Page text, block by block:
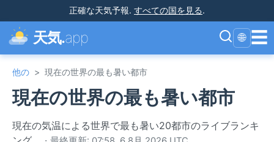
正確な天気予報. すべての国を見る.
天気.app 🌐 ☰
他の > 現在の世界の最も暑い都市
現在の世界の最も暑い都市
現在の気温による世界で最も暑い20都市のライブランキ